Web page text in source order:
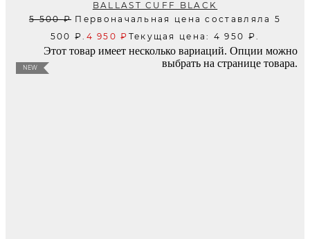
BALLAST CUFF BLACK
5 500₽ Первоначальная цена составляла 5
500 ₽. 4 950₽ Текущая цена: 4 950 ₽.
NEW
Этот товар имеет несколько вариаций. Опции можно
выбрать на странице товара.